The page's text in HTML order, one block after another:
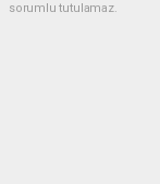
sorumlu tutulamaz.